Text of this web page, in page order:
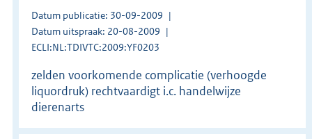
Datum publicatie: 30-09-2009
Datum uitspraak: 20-08-2009
ECLI:NL:TDIVTC:2009:YF0203
zelden voorkomende complicatie (verhoogde
liquordruk) rechtvaardigt i.c. handelwijze
dierenarts